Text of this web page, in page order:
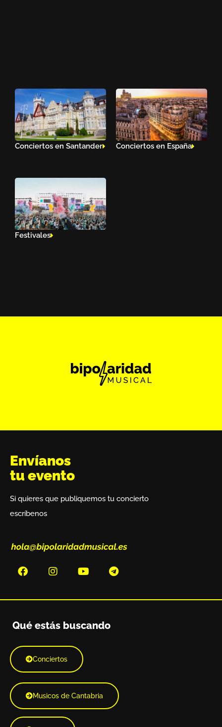
Conciertos en Santander Conciertos en España
Festivales
Envíanos
tu evento
Si quieres que publiquemos tu concierto
escríbenos
Qué estás buscando
Conciertos
Musicos de Cantabria